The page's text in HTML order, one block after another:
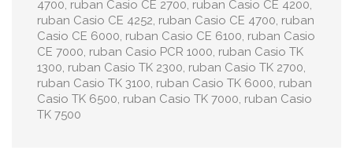
4700, ruban Casio CE 2700, ruban Casio CE 4200,
ruban Casio CE 4252, ruban Casio CE 4700, ruban
Casio CE 6000, ruban Casio CE 6100, ruban Casio
CE 7000, ruban Casio PCR 1000, ruban Casio TK
1300, ruban Casio TK 2300, ruban Casio TK 2700,
ruban Casio TK 3100, ruban Casio TK 6000, ruban
Casio TK 6500, ruban Casio TK 7000, ruban Casio
TK 7500